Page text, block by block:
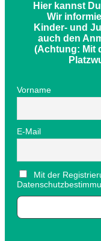
Hier kannst
Wir
Kinder- und
auch den
(Achtung: Mit
Vorname
E-Mail
Mit der